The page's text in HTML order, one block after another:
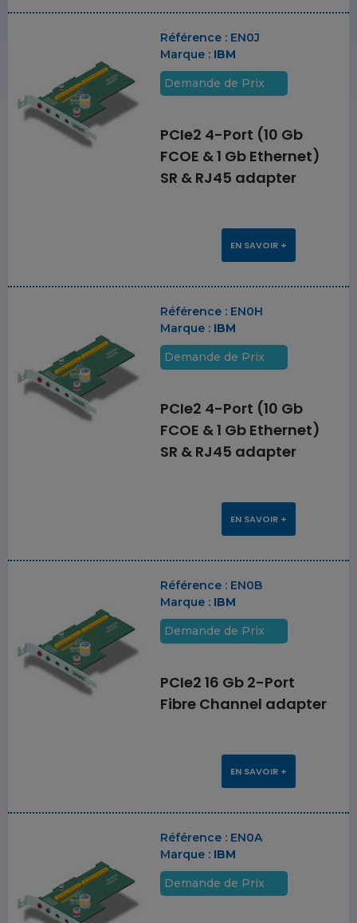
Référence : EN0J
Marque : IBM
Demande de Prix
PCIe2 4-Port (10 Gb
FCOE & 1 Gb Ethernet)
SR & RJ45 adapter
EN SAVOIR +
Référence : EN0H
Marque : IBM
Demande de Prix
PCIe2 4-Port (10 Gb
FCOE & 1 Gb Ethernet)
SR & RJ45 adapter
EN SAVOIR +
Référence : EN0B
Marque : IBM
Demande de Prix
PCIe2 16 Gb 2-Port
Fibre Channel adapter
EN SAVOIR +
Référence : EN0A
Marque : IBM
Demande de Prix